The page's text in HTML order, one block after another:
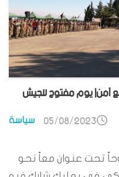
آمن| يوم مفتوح للجيش
سياسة 05/08/2023
تحت عنوان معاً نحو